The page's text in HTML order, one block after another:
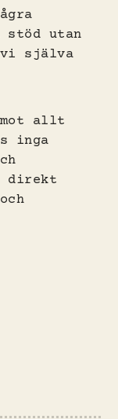
stöd utan
vi själva
allt
inga
direkt